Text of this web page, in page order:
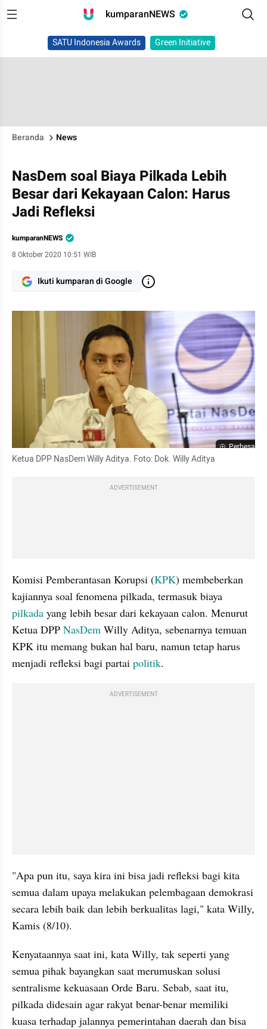
kumparanNEWS
SATU Indonesia Awards Green Initiative
Beranda News
NasDem soal Biaya Pilkada Lebih
Besar dari Kekayaan Calon: Harus
Jadi Refleksi
kumparanNEWS
8 Oktober 2020 10:51 WIB
Ikuti kumparan di Google
Perbesar
Ketua DPP NasDem Willy Aditya. Foto: Dok. Willy Aditya
ADVERTISEMENT
Komisi Pemberantasan Korupsi (KPK) membeberkan
pilkada yang lebih besar dari kekayaan calon. Menurut
Ketua DPP NasDem Willy Aditya, sebenarnya temuan
KPK itu memang bukan hal baru, namun tetap harus
menjadi refleksi bagi partai politik.
ADVERTISEMENT
"Apa pun itu, saya kira ini bisa jadi refleksi bagi kita
semua dalam upaya melakukan pelembagaan demokrasi
secara lebih baik dan lebih berkualitas lagi," kata Willy,
Kamis (8/10).
Kenyataannya saat ini, kata Willy, tak seperti yang
sentralisme kekuasaan Orde Baru. Sebab, saat itu,
pilkada didesain agar rakyat benar-benar memiliki
kuasa terhadap jalannya pemerintahan daerah dan bisa